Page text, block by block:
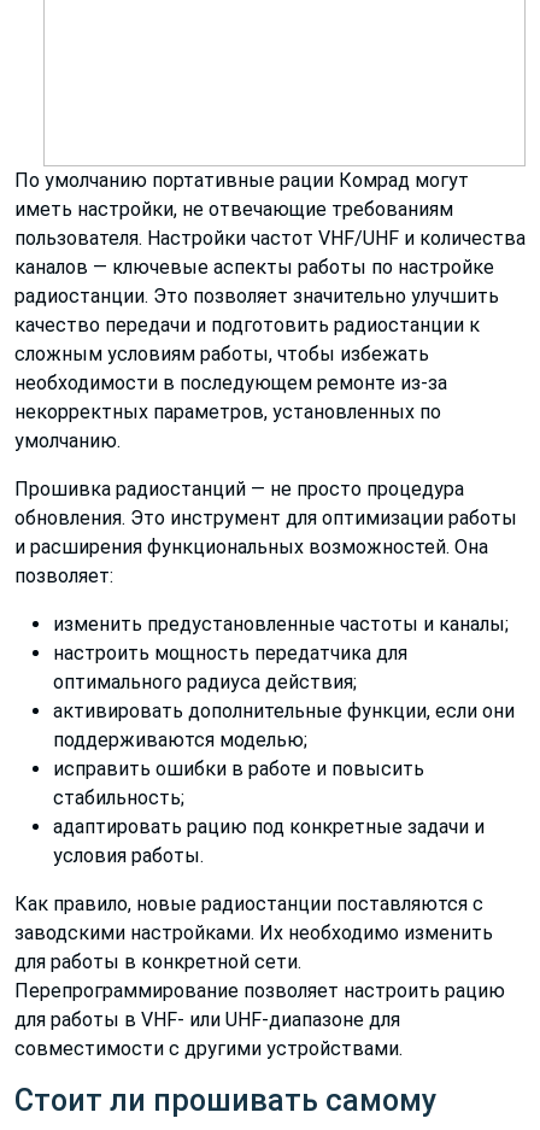
По умолчанию портативные рации Комрад могут
иметь настройки, не отвечающие требованиям
пользователя. Настройки частот VHF/UHF и количества
каналов — ключевые аспекты работы по настройке
радиостанции. Это позволяет значительно улучшить
качество передачи и подготовить радиостанции к
сложным условиям работы, чтобы избежать
необходимости в последующем ремонте из-за
некорректных параметров, установленных по
умолчанию.
Прошивка радиостанций — не просто процедура
обновления. Это инструмент для оптимизации работы
и расширения функциональных возможностей. Она
позволяет:
изменить предустановленные частоты и каналы;
настроить мощность передатчика для
оптимального радиуса действия;
активировать дополнительные функции, если они
поддерживаются моделью;
исправить ошибки в работе и повысить
стабильность;
адаптировать рацию под конкретные задачи и
условия работы.
Как правило, новые радиостанции поставляются с
заводскими настройками. Их необходимо изменить
для работы в конкретной сети.
Перепрограммирование позволяет настроить рацию
для работы в VHF- или UHF-диапазоне для
совместимости с другими устройствами.
Стоит ли прошивать самому